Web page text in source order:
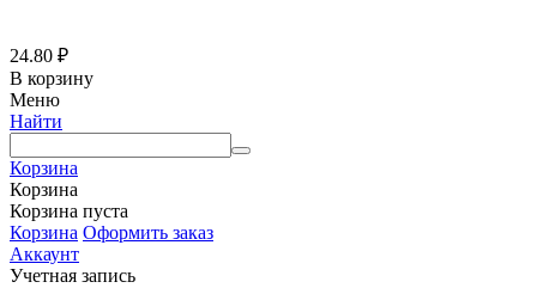
24.80 ₽
В корзину
Меню
Найти
Корзина
Корзина
Корзина пуста
Корзина Оформить заказ
Аккаунт
Учетная запись